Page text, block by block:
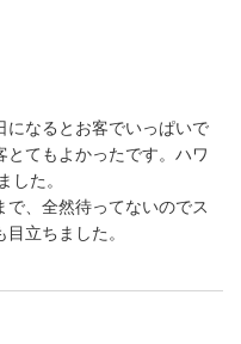
になるとお客でいっぱいで
てもよかったです。ハワ
した。
、全然待ってないのでス
立ちました。